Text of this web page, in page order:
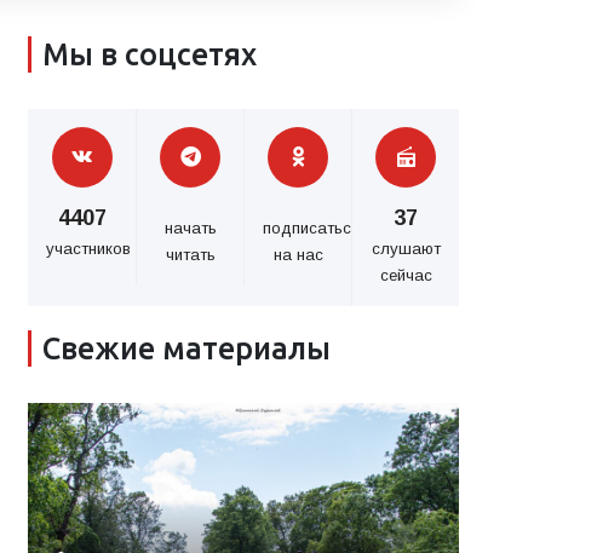
Мы в соцсетях
4407
участников
начать
читать
подписаться
на нас
37
слушают
сейчас
Свежие материалы